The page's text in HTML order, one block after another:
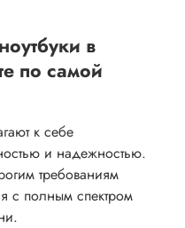
в
по самой
к себе
и надежностью.
требованиям
с полным спектром